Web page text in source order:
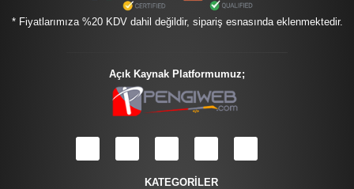
* Fiyatlarımıza %20 KDV dahil değildir, sipariş esnasında eklenmektedir.
Açık Kaynak Platformumuz;
KATEGORİLER